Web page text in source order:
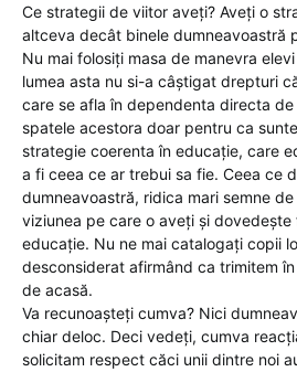
Ce strategii de viitor aveți? Aveți o
altceva decât binele dumneavoastră
Nu mai folosiți masa de manevra
lumea asta nu si-a câștigat drepturi
care se afla în dependenta directa
spatele acestora doar pentru ca
strategie coerenta în educație, care
a fi ceea ce ar trebui sa fie. Ceea ce
dumneavoastră, ridica mari semne
viziunea pe care o aveți și dovedește
educație. Nu ne mai catalogați copii
desconsiderat afirmând ca trimitem
de acasă.
Va recunoașteți cumva? Nici
chiar deloc. Deci vedeți, cumva
solicitam respect căci unii dintre noi